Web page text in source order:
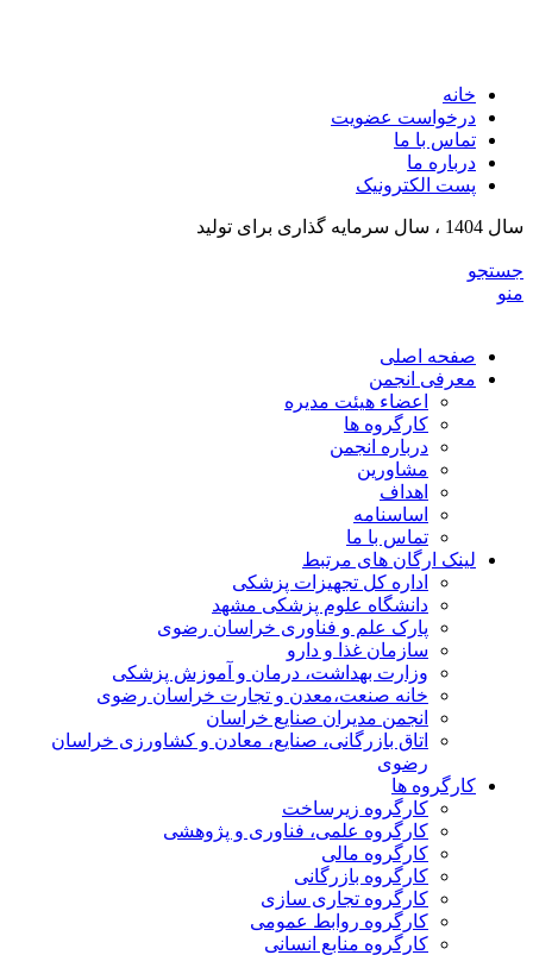
خانه
درخواست عضویت
تماس با ما
درباره ما
پست الکترونیک
سال 1404 ، سال سرمایه گذاری برای تولید
جستجو
منو
صفحه اصلی
معرفی انجمن
اعضاء هیئت مدیره
کارگروه ها
درباره انجمن
مشاورین
اهداف
اساسنامه
تماس با ما
لینک ارگان های مرتبط
اداره کل تجهیزات پزشکی
دانشگاه علوم پزشکی مشهد
پارک علم و فناوری خراسان رضوی
سازمان غذا و دارو
وزارت بهداشت، درمان و آموزش پزشکی
خانه صنعت،معدن و تجارت خراسان رضوی
انجمن مدیران صنایع خراسان
اتاق بازرگانی، صنایع، معادن و کشاورزی خراسان
رضوی
کارگروه ها
کارگروه زیرساخت
کارگروه علمی، فناوری و پژوهشی
کارگروه مالی
کارگروه بازرگانی
کارگروه تجاری سازی
کارگروه روابط عمومی
کارگروه منابع انسانی